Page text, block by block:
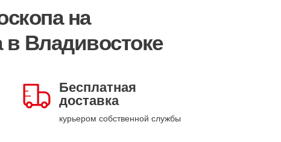
на
в Владивостоке
Бесплатная
доставка
курьером собственной службы